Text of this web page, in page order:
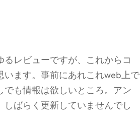
レビューですが、これからコ
ます。事前にあれこれweb上で
も情報は欲しいところ。アン
ばらく更新していませんでし